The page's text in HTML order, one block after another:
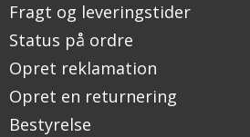
Fragt og leveringstider
Status på ordre
Opret reklamation
Opret en returnering
Bestyrelse